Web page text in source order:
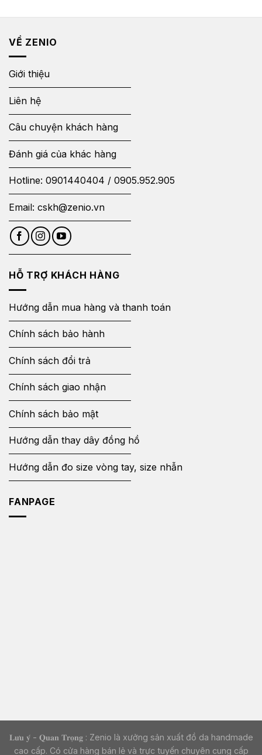
VỀ ZENIO
Giới thiệu
Liên hệ
Câu chuyện khách hàng
Đánh giá của khác hàng
Hotline: 0901440404 / 0905.952.905
Email: cskh@zenio.vn
HỖ TRỢ KHÁCH HÀNG
Hướng dẫn mua hàng và thanh toán
Chính sách bảo hành
Chính sách đổi trả
Chính sách giao nhận
Chính sách bảo mật
Hướng dẫn thay dây đồng hồ
Hướng dẫn đo size vòng tay, size nhẫn
FANPAGE
𝐋𝐮̛𝐮 𝐲́ - 𝐐𝐮𝐚𝐧 𝐓𝐫𝐨̣𝐧𝐠 : Zenio là xưởng sản xuất đồ da handmade
cao cấp. Có cửa hàng bán lẻ và trực tuyến chuyên cung cấp